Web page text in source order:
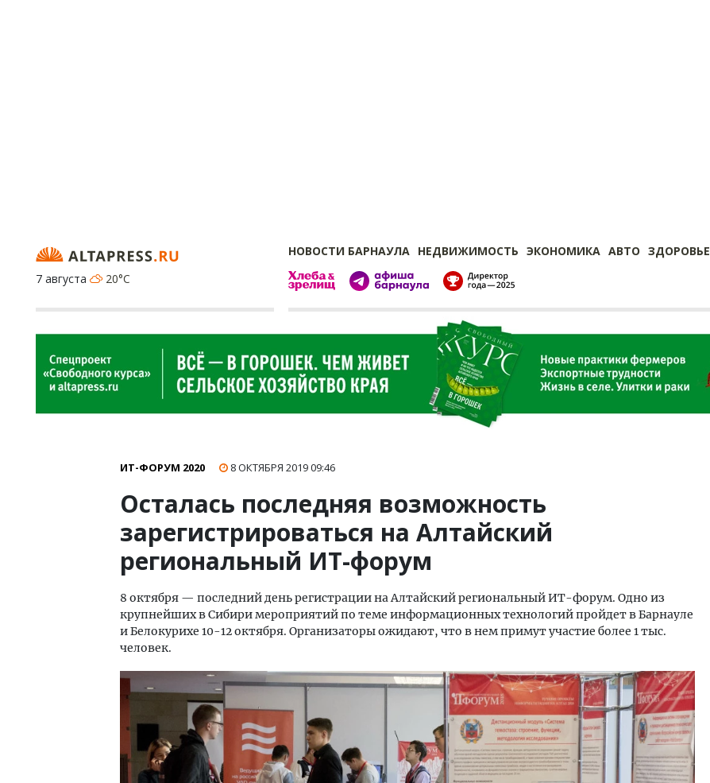
НОВОСТИ БАРНАУЛА НЕДВИЖИМОСТЬ ЭКОНОМИКА АВТО ЗДОРОВЬЕ
7 августа
20°C
ИТ-ФОРУМ 2020 8 ОКТЯБРЯ 201909:46
Осталась последняя возможность
зарегистрироваться на Алтайский
региональный ИТ-форум
8 октября — последний день регистрации на Алтайский региональный ИТ-форум. Одно из
крупнейших в Сибири мероприятий по теме информационных технологий пройдет в Барнауле
и Белокурихе 10-12 октября. Организаторы ожидают, что в нем примут участие более 1 тыс.
человек.